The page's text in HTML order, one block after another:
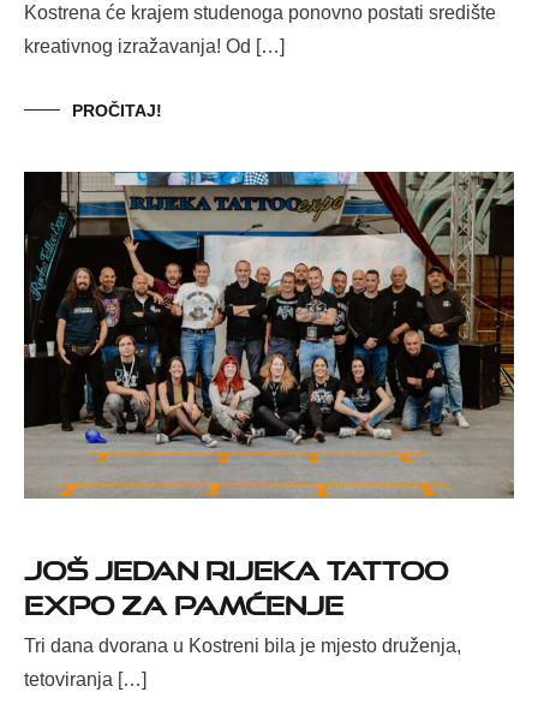
Kostrena će krajem studenoga ponovno postati središte
kreativnog izražavanja! Od […]
PROČITAJ!
Još jedan Rijeka Tattoo
Expo za pamćenje
Tri dana dvorana u Kostreni bila je mjesto druženja,
tetoviranja […]